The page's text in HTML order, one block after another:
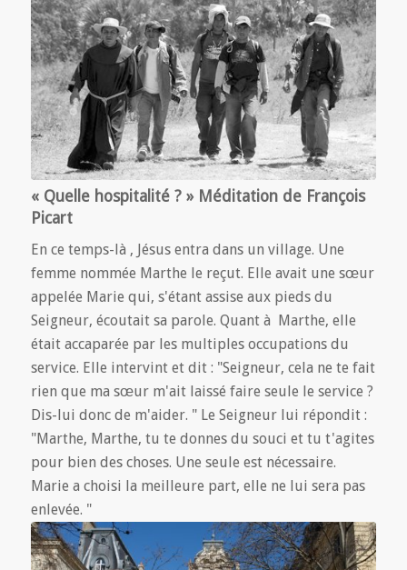
« Quelle hospitalité ? » Méditation de François
Picart
En ce temps-là , Jésus entra dans un village. Une
femme nommée Marthe le reçut. Elle avait une sœur
appelée Marie qui, s'étant assise aux pieds du
Seigneur, écoutait sa parole. Quant à Marthe, elle
était accaparée par les multiples occupations du
service. Elle intervint et dit : "Seigneur, cela ne te fait
rien que ma sœur m'ait laissé faire seule le service ?
Dis-lui donc de m'aider. " Le Seigneur lui répondit :
"Marthe, Marthe, tu te donnes du souci et tu t'agites
pour bien des choses. Une seule est nécessaire.
Marie a choisi la meilleure part, elle ne lui sera pas
enlevée. "